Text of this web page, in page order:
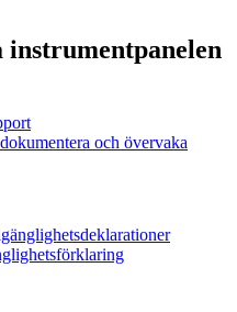
och övervaka